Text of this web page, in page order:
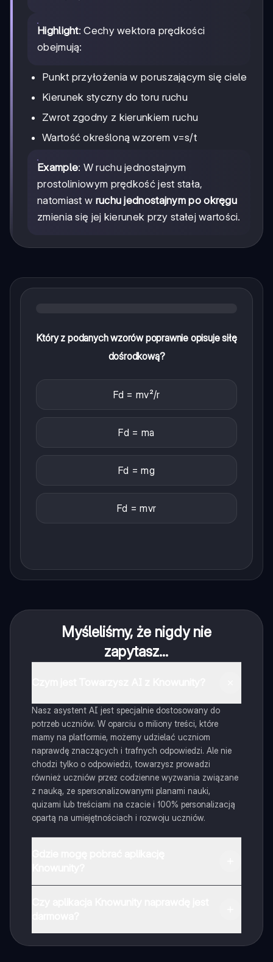
Highlight: Cechy wektora prędkości
obejmują:
Punkt przyłożenia w poruszającym się ciele
Kierunek styczny do toru ruchu
Zwrot zgodny z kierunkiem ruchu
Wartość określoną wzorem v=s/t
Example: W ruchu jednostajnym
prostoliniowym prędkość jest stała,
natomiast w ruchu jednostajnym po okręgu
zmienia się jej kierunek przy stałej wartości.
Który z podanych wzorów poprawnie opisuje siłę
dośrodkową?
Fd = mv²/r
Fd = ma
Fd = mg
Fd = mvr
Myśleliśmy, że nigdy nie
zapytasz...
Nasz asystent AI jest specjalnie dostosowany do
potrzeb uczniów. W oparciu o miliony treści, które
mamy na platformie, możemy udzielać uczniom
naprawdę znaczących i trafnych odpowiedzi. Ale nie
chodzi tylko o odpowiedzi, towarzysz prowadzi
również uczniów przez codzienne wyzwania związane
z nauką, ze spersonalizowanymi planami nauki,
quizami lub treściami na czacie i 100% personalizacją
opartą na umiejętnościach i rozwoju uczniów.